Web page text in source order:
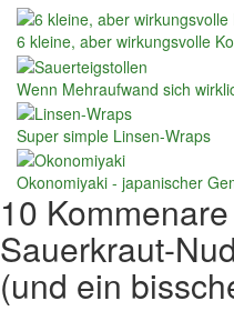
6 kleine, aber wirkungsvolle
Wenn Mehraufwand sich
Super simple Linsen-Wraps
Okonomiyaki - japanischer
10 Kommenare
Sauerkraut-
(und ein